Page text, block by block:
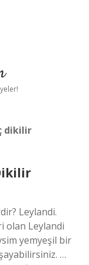
dikilir
Leylandi.
olan Leylandi
yemyeşil bir
…